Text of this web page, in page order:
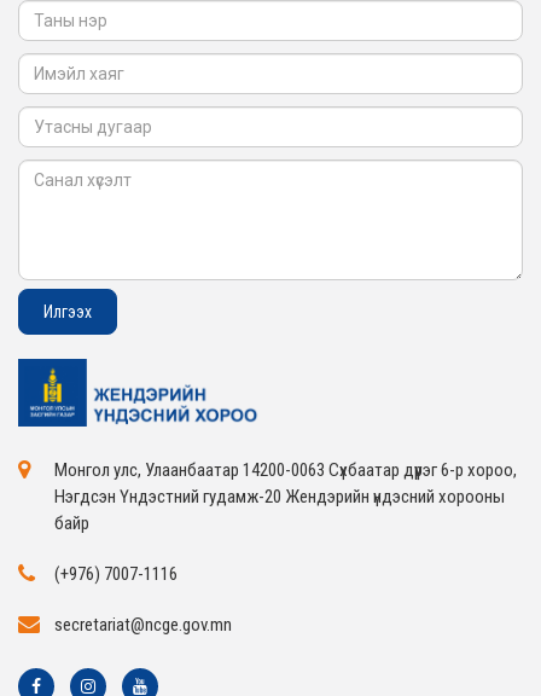
Монгол улс, Улаанбаатар 14200-0063 Сүхбаатар дүүрэг 6-р хороо,
Нэгдсэн Үндэстний гудамж-20 Жендэрийн үндэсний хорооны
байр
(+976) 7007-1116
secretariat@ncge.gov.mn